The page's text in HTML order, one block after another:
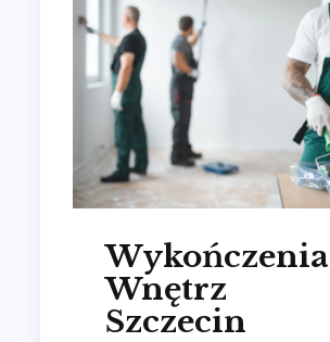
Wykończenia
Wnętrz
Szczecin